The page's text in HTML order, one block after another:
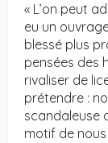
« L’on peut
eu un
blessé plus
pensées des
rivaliser de
prétendre :
scandaleuse
motif de nous